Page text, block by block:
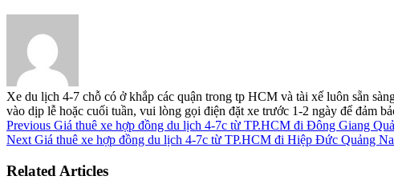
Xe du lịch 4-7 chỗ có ở khắp các quận trong tp HCM và tài xế luôn sẵn
vào dịp lễ hoặc cuối tuần, vui lòng gọi điện đặt xe trước 1-2 ngày để đảm
Previous Giá thuê xe hợp đồng du lịch 4-7c từ TP.HCM đi Đông Giang
Next Giá thuê xe hợp đồng du lịch 4-7c từ TP.HCM đi Hiệp Đức Quảng
Related Articles